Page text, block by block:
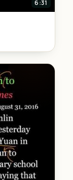
6:31